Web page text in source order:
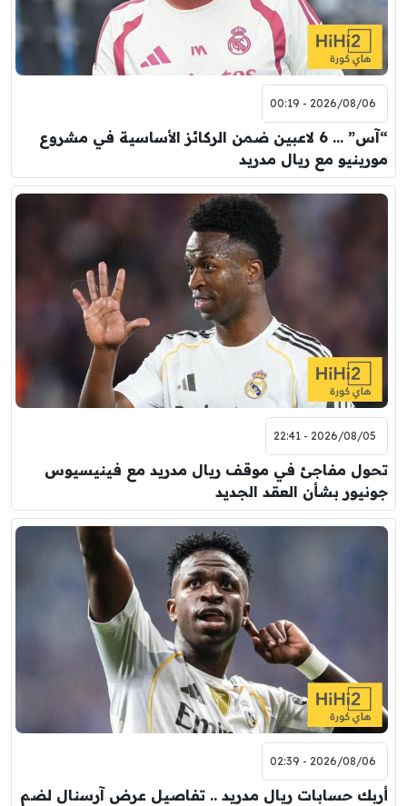
2026/08/06 - 00:19
“آس” … 6 لاعبين ضمن الركائز الأساسية في مشروع
مورينيو مع ريال مدريد
2026/08/05 - 22:41
تحول مفاجئ في موقف ريال مدريد مع فينيسيوس
جونيور بشأن العقد الجديد
2026/08/06 - 02:39
أربك حسابات ريال مدريد .. تفاصيل عرض آرسنال لضم